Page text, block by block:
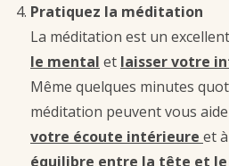
Pratiquez la méditation
La méditation est un
le mental et laisser votre
Même quelques minutes
méditation peuvent vous
votre écoute intérieure et à
équilibre entre la tête et